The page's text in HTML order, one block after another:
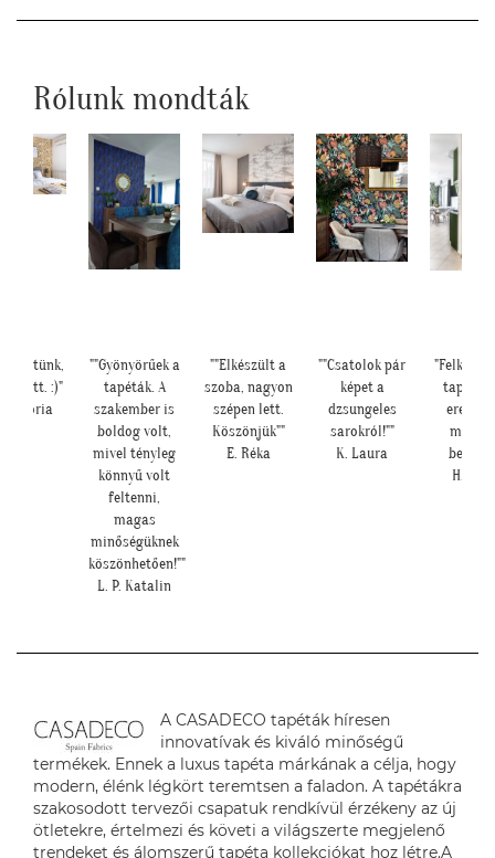
Rólunk mondták
lett. :)"
Viktória
""Gyönyörűek a
tapéták. A
szakember is
boldog volt,
mivel tényleg
könnyű volt
feltenni,
magas
minőségüknek
köszönhetően!""
L. P. Katalin
""Elkészült a
szoba, nagyon
szépen lett.
Köszönjük""
E. Réka
""Csatolok pár
képet a
dzsungeles
sarokról!""
K. Laura
tapéták
H.
A CASADECO tapéták híresen
innovatívak és kiváló minőségű
termékek. Ennek a luxus tapéta márkának a célja, hogy
modern, élénk légkört teremtsen a faladon. A tapétákra
szakosodott tervezői csapatuk rendkívül érzékeny az új
ötletekre, értelmezi és követi a világszerte megjelenő
trendeket és álomszerű tapéta kollekciókat hoz létre.A